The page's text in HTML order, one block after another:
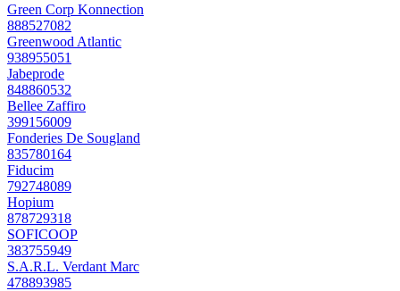
Green Corp Konnection
888527082
Greenwood Atlantic
938955051
Jabeprode
848860532
Bellee Zaffiro
399156009
Fonderies De Sougland
835780164
Fiducim
792748089
Hopium
878729318
SOFICOOP
383755949
S.A.R.L. Verdant Marc
478893985